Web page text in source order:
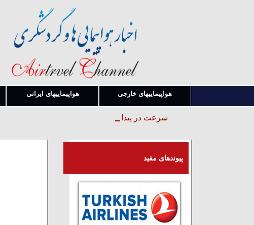
هواپیماییهای خارجی هواپیماییهای ایرانی
سرعت در پیدا کردن قوانین و بخشنامه ها
پیوندهای مفید